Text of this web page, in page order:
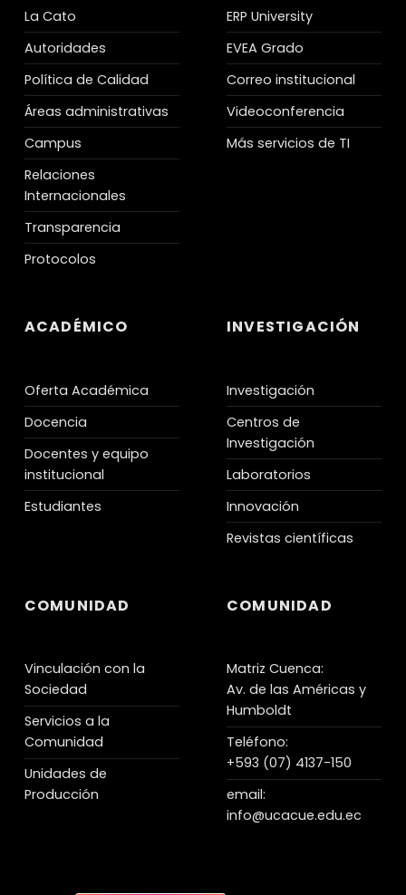
La Cato
Autoridades
Política de Calidad
Áreas administrativas
Campus
Relaciones
Internacionales
Transparencia
Protocolos
ERP University
EVEA Grado
Correo institucional
Videoconferencia
Más servicios de TI
ACADÉMICO
Oferta Académica
Docencia
Docentes y equipo
institucional
Estudiantes
INVESTIGACIÓN
Investigación
Centros de
Investigación
Laboratorios
Innovación
Revistas científicas
COMUNIDAD
Vinculación con la
Sociedad
Servicios a la
Comunidad
Unidades de
Producción
COMUNIDAD
Matriz Cuenca:
Av. de las Américas y
Humboldt
Teléfono:
+593 (07) 4137-150
email:
info@ucacue.edu.ec